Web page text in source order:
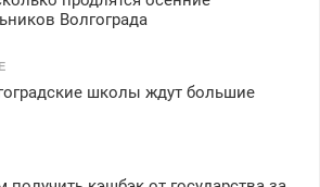
Волгограда
школы ждут большие